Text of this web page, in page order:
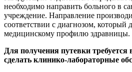
необходимо направить больного в
учреждение. Направление
соответствии с диагнозом, который
медицинскому профилю здравницы.
Для получения путевки требуется
сделать клинико-лабораторные